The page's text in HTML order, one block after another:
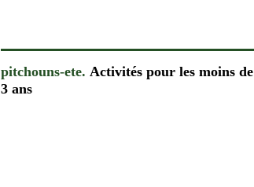
pitchouns-ete. Activités pour les moins de
3 ans